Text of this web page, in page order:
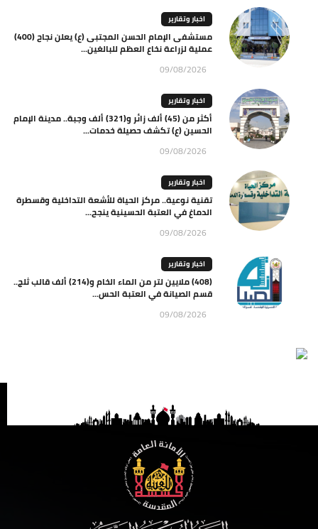
اخبار وتقارير
مستشفى الإمام الحسن المجتبى (ع) يعلن نجاح (400)
عملية لزراعة نخاع العظم للبالغين...
09/08/2026
اخبار وتقارير
أكثر من (45) ألف زائر و(321) ألف وجبة.. مدينة الإمام
الحسين (ع) تكشف حصيلة خدمات...
09/08/2026
اخبار وتقارير
تقنية نوعية.. مركز الحياة للأشعة التداخلية وقسطرة
الدماغ في العتبة الحسينية ينجح...
09/08/2026
اخبار وتقارير
(408) ملايين لتر من الماء الخام و(214) ألف قالب ثلج..
قسم الصيانة في العتبة الحس...
09/08/2026